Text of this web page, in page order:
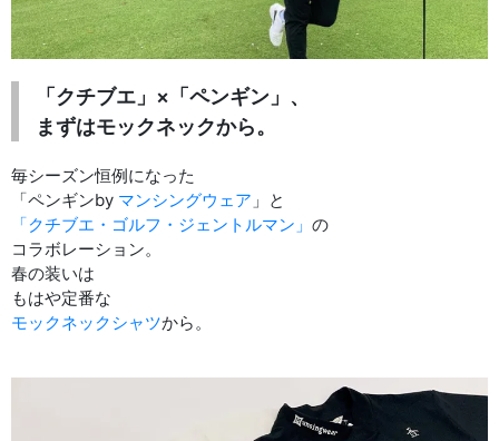
「クチブエ」×「ペンギン」、
まずはモックネックから。
毎シーズン恒例になった
「ペンギンby マンシングウェア 」と
「クチブエ・ゴルフ・ジェントルマン」 の
コラボレーション。
春の装いは
もはや定番な
モックネックシャツから。